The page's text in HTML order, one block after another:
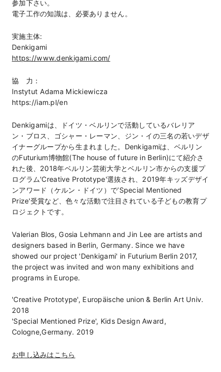
参加下さい。
電子工作の知識は、必要ありません。
実施主体:
Denkigami
https://www.denkigami.com/
協 力：
Instytut Adama Mickiewicza
https://iam.pl/en
Denkigamiは、ドイツ・ベルリンで活動しているバレリア
ン・ブロス、ゴシャー・レーマン、ジン・イの三名の若いデザ
イナーグループから生まれました。Denkigamiは、ベルリン
のFuturium博物館(The house of future in Berlin)にて紹介さ
れた後、2018年ベルリン芸術大学とベルリン市からの支援プ
ログラム'Creative Prototype'選抜され、2019年キッズデザイ
ンアワード（ケルン・ドイツ）で’Special Mentioned
Prize'受賞など、色々な活動で注目されている子どもの教育プ
ロジェクトです。
Valerian Blos, Gosia Lehmann and Jin Lee are artists and
designers based in Berlin, Germany. Since we have
showed our project 'Denkigami' in Futurium Berlin 2017,
the project was invited and won many exhibitions and
programs in Europe.
'Creative Prototype', Europäische union & Berlin Art Univ.
2018
'Special Mentioned Prize', Kids Design Award,
Cologne,Germany. 2019
お申し込みはこちら